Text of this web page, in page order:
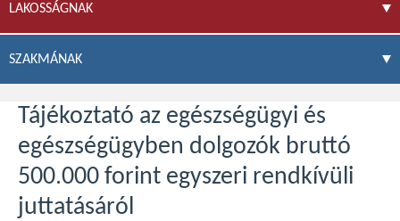
LAKOSSÁGNAK
SZAKMÁNAK
Tájékoztató az egészségügyi és
egészségügyben dolgozók bruttó
500.000 forint egyszeri rendkívüli
juttatásáról